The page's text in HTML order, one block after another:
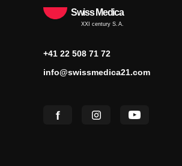
Swiss Medica
XXI century S.A.
+41 22 508 71 72
info@swissmedica21.com